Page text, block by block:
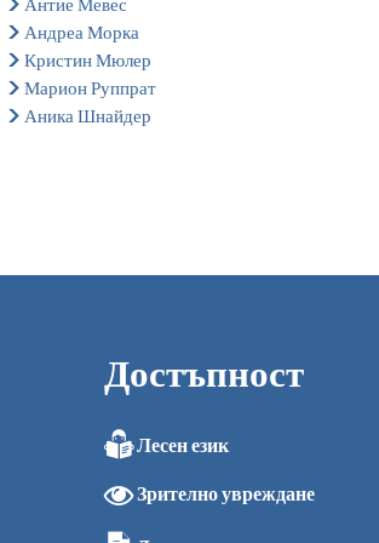
Андреа Морка
Кристин Мюлер
Марион Руппрат
Аника Шнайдер
Достъпност
Лесен език
Зрително увреждане